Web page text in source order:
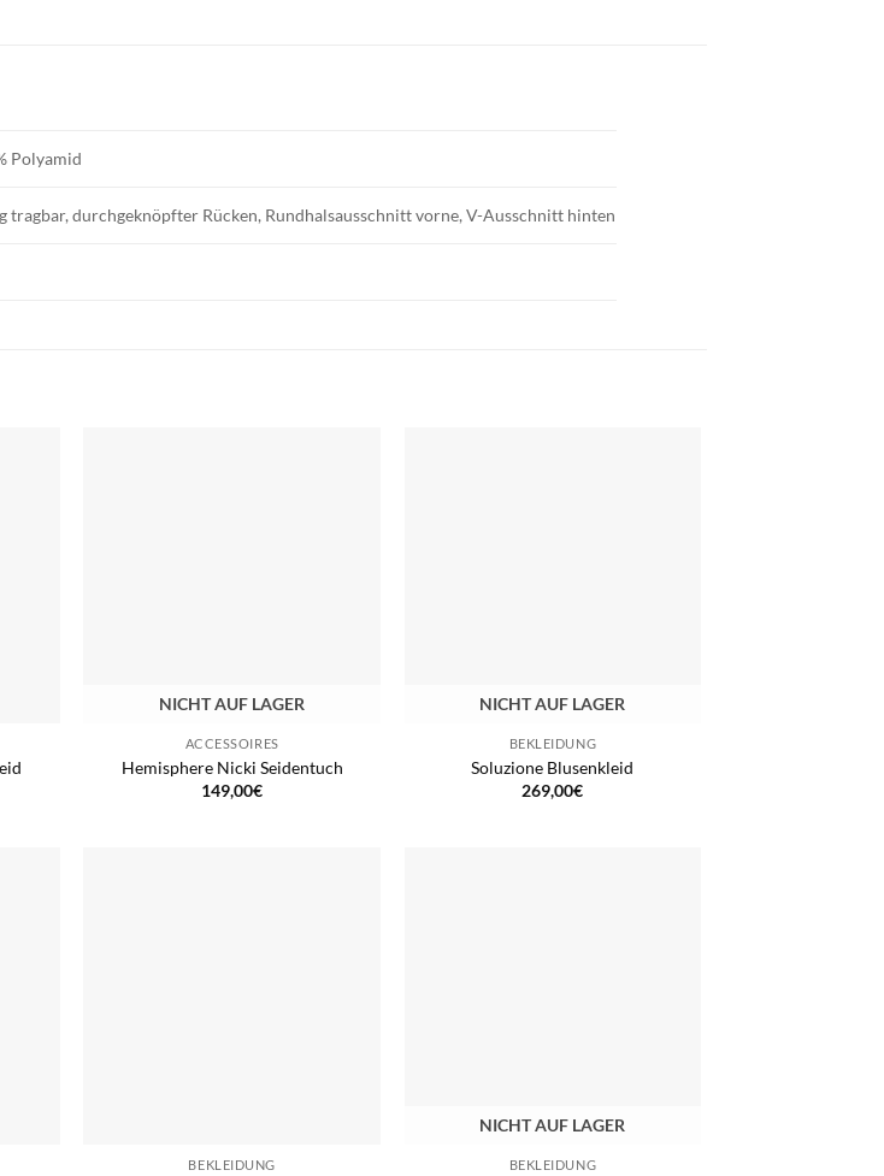
Polyamid
tragbar, durchgeknöpfter Rücken, Rundhalsausschnitt vorne, V-Ausschnitt hinten
NICHT AUF LAGER
ACCESSOIRES
Hemisphere Nicki Seidentuch
149,00€
NICHT AUF LAGER
BEKLEIDUNG
Soluzione Blusenkleid
269,00€
BEKLEIDUNG
NICHT AUF LAGER
BEKLEIDUNG